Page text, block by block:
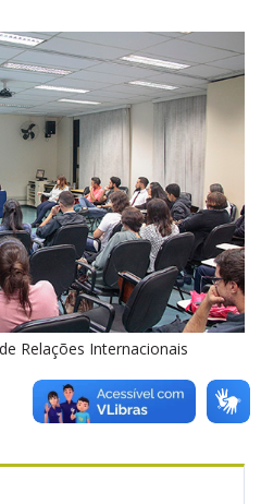
Relações Internacionais